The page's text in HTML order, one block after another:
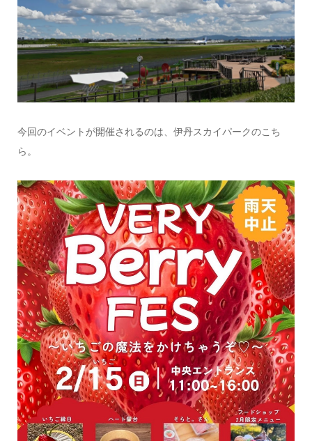
今回のイベントが開催されるのは、伊丹スカイパークのこち
ら。